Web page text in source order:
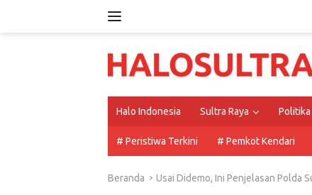
Halo Indonesia Sultra Raya Politika
# Peristiwa Terkini # Pemkot Kendari
Beranda Usai Didemo, Ini Penjelasan Polda